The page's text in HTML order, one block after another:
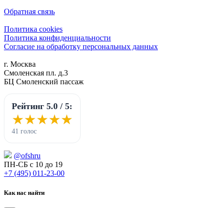
Обратная связь
Политика cookies
Политика конфиденциальности
Согласие на обработку персональных данных
г. Москва
Смоленская пл. д.3
БЦ Смоленский пассаж
Рейтинг 5.0 / 5:
★★★★★
★★★★★
41 голос
@ofshru
ПН-СБ с 10 до 19
+7 (495) 011-23-00
Как нас найти